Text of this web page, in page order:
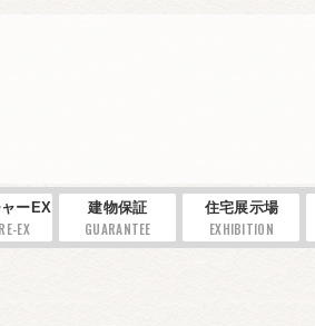
ーEX
EX
建物保証
GUARANTEE
住宅展示場
EXHIBITION